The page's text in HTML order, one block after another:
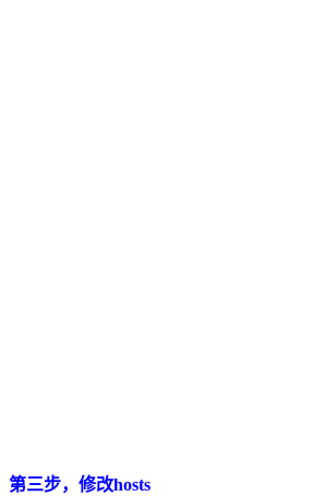
第三步，修改hosts